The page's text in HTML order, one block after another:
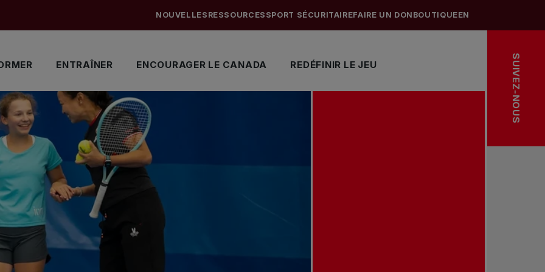
ENTRAÎNER ENCOURAGER LE CANADA REDÉFINIR LE JEU
NOUVELLES RESSOURCES SPORT SÉCURITAIREFAIRE UN DON BOUTIQUEEN
SUIVEZ-NOUS